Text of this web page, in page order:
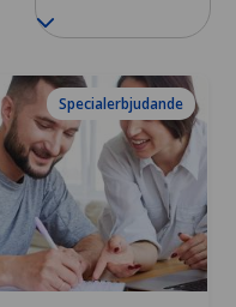
Specialerbjudande